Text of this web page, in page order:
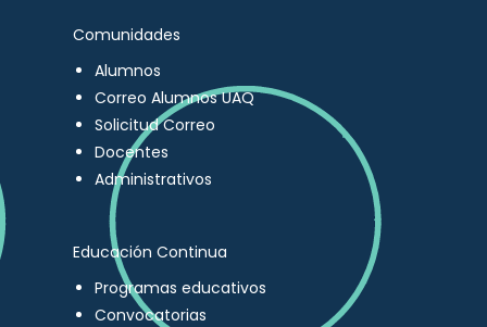
Comunidades
Alumnos
Correo Alumnos UAQ
Solicitud Correo
Docentes
Administrativos
Educación Continua
Programas educativos
Convocatorias